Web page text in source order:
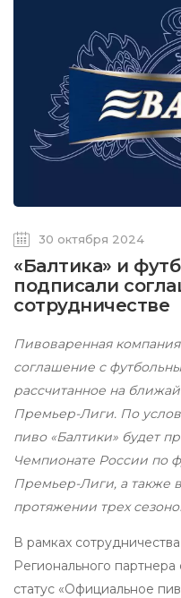
30 октября 2024
«Балтика» и
подписали
сотрудничестве
Пивоваренная
соглашение с
рассчитанное на
Премьер-Лиги. По
пиво «Балтики» будет
Чемпионате России по
Премьер-Лиги, а также
протяжении трех
В рамках
Регионального
статус «Официальное